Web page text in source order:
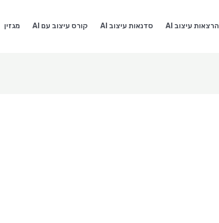
הרצאות עיצוב AI סדנאות עיצוב AI קורס עיצוב עם AI מגזין